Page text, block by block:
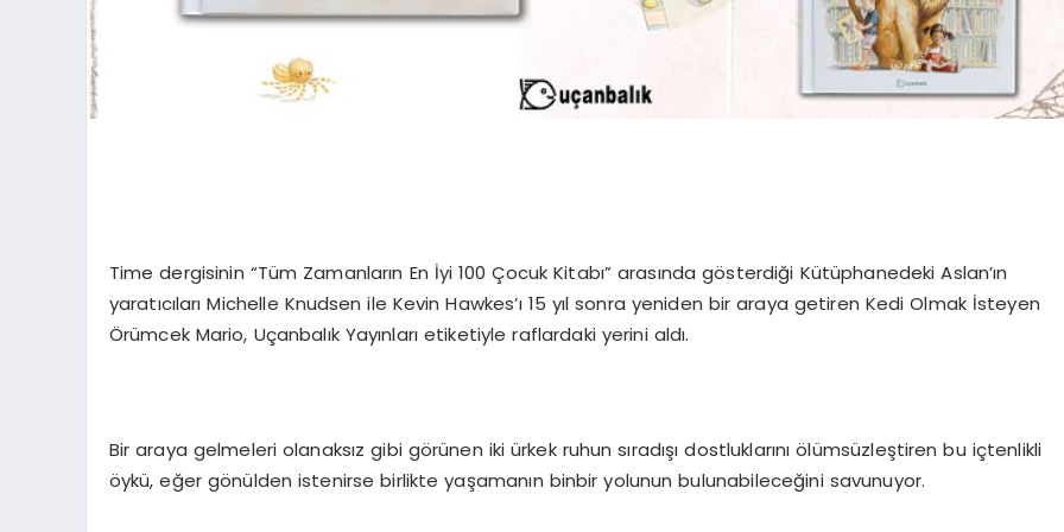
Time dergisinin “Tüm Zamanların En İyi 100 Çocuk Kitabı” arasında gösterdiği Kütüphanedeki Aslan’ın
yaratıcıları Michelle Knudsen ile Kevin Hawkes’ı 15 yıl sonra yeniden bir araya getiren Kedi Olmak İsteyen
Örümcek Mario, Uçanbalık Yayınları etiketiyle raflardaki yerini aldı.
Bir araya gelmeleri olanaksız gibi görünen iki ürkek ruhun sıradışı dostluklarını ölümsüzleştiren bu içtenlikli
öykü, eğer gönülden istenirse birlikte yaşamanın binbir yolunun bulunabileceğini savunuyor.